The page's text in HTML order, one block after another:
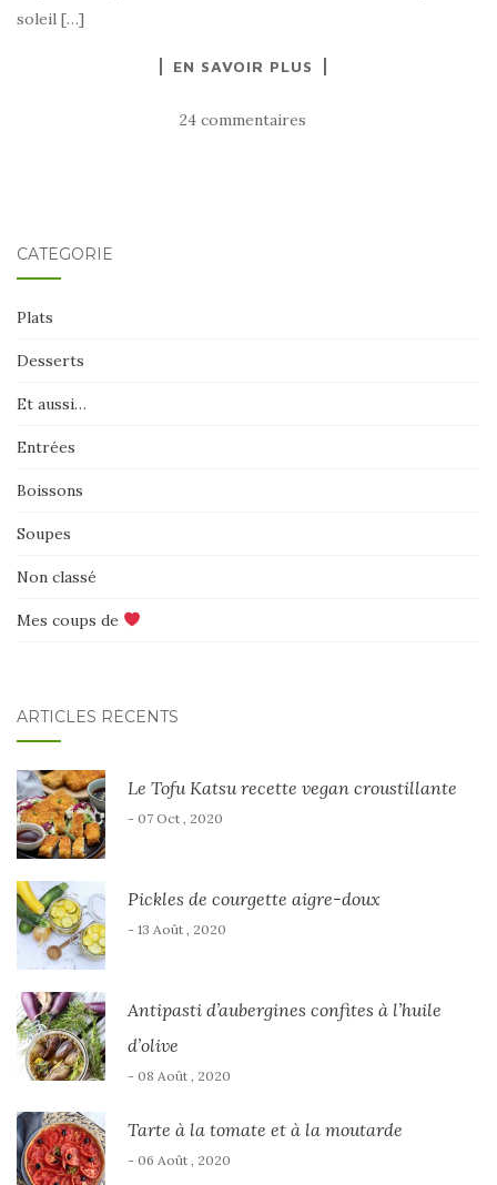
soleil […]
EN SAVOIR PLUS
24 commentaires
CATÉGORIE
Plats
Desserts
Et aussi…
Entrées
Boissons
Soupes
Non classé
Mes coups de
ARTICLES RÉCENTS
Le Tofu Katsu recette vegan croustillante
- 07 Oct , 2020
Pickles de courgette aigre-doux
- 13 Août , 2020
Antipasti d’aubergines confites à l’huile
d’olive
- 08 Août , 2020
Tarte à la tomate et à la moutarde
- 06 Août , 2020